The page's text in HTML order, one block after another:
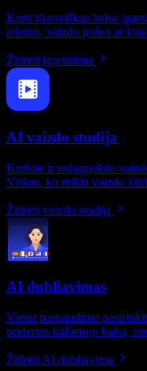
Kurti tikroviškus balso
tekstus, vaizdo įrašus ar
Žiūrėti įgarsinimą
AI vaizdo studija
Kurkite ir redaguokite
Viskas, ko reikia vaizdo
Žiūrėti vaizdo studiją
AI dubliavimas
Vienu paspaudimu
priderins kalbėtojo balsą,
Žiūrėti AI dubliavimą